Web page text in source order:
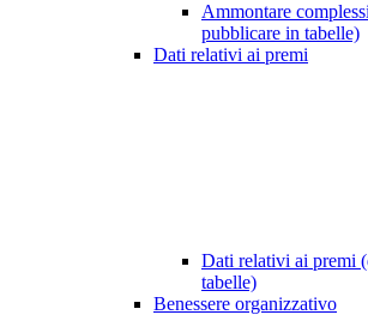
Ammontare
pubblicare in tabelle)
Dati relativi ai premi
Dati relativi ai premi
tabelle)
Benessere organizzativo